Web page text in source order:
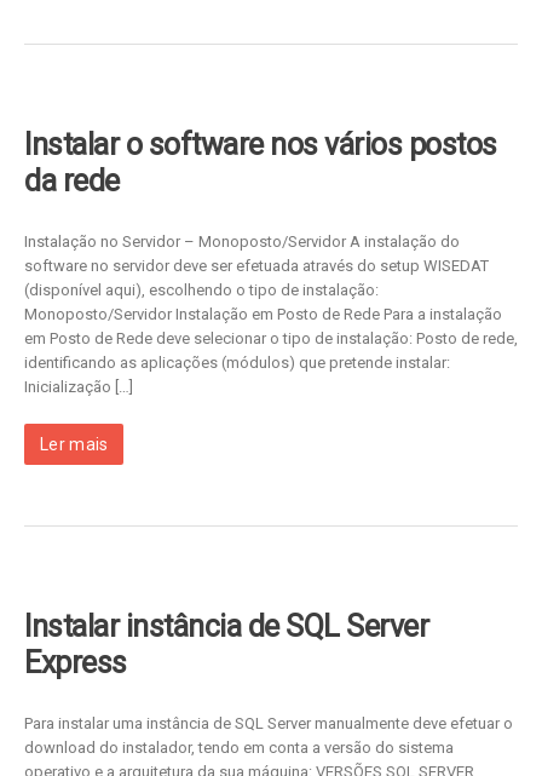
Instalar o software nos vários postos
da rede
Instalação no Servidor – Monoposto/Servidor A instalação do
software no servidor deve ser efetuada através do setup WISEDAT
(disponível aqui), escolhendo o tipo de instalação:
Monoposto/Servidor Instalação em Posto de Rede Para a instalação
em Posto de Rede deve selecionar o tipo de instalação: Posto de rede,
identificando as aplicações (módulos) que pretende instalar:
Inicialização […]
Ler mais
Instalar instância de SQL Server
Express
Para instalar uma instância de SQL Server manualmente deve efetuar o
download do instalador, tendo em conta a versão do sistema
operativo e a arquitetura da sua máquina: VERSÕES SQL SERVER